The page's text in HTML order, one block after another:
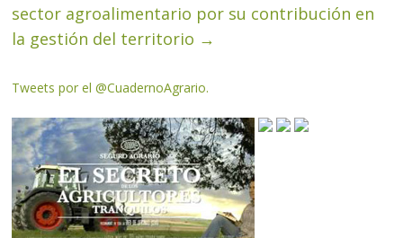
sector agroalimentario por su contribución en
la gestión del territorio →
Tweets por el @CuadernoAgrario.